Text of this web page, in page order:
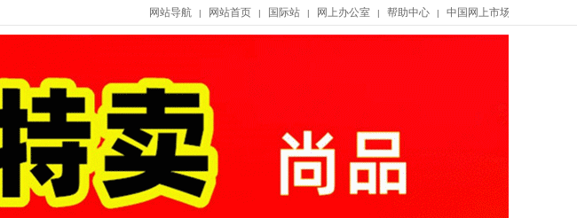
网站导航 | 网站首页 | 国际站 | 网上办公室 | 帮助中心 | 中国网上市场